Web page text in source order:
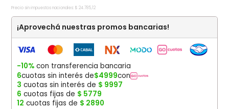
Precio sin impuestos nacionales: $ 24.785,12
¡Aprovechá nuestras promos bancarias!
-10% con transferencia bancaria
6cuotas sin interés de$4999con
3 cuotas sin interés de $ 9997
6 cuotas fijas de $ 5779
12 cuotas fijas de $ 2890